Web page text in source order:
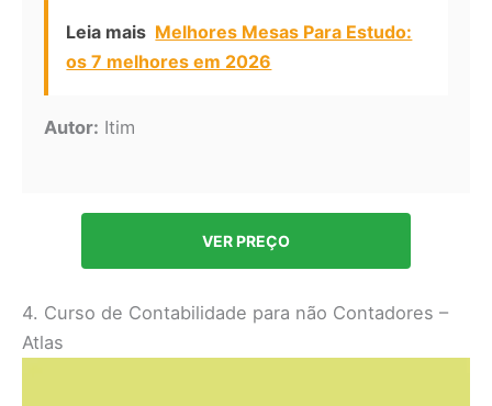
Leia mais Melhores Mesas Para Estudo:
os 7 melhores em 2026
Autor: Itim
VER PREÇO
4. Curso de Contabilidade para não Contadores –
Atlas